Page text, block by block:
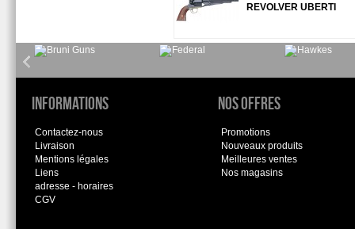
REVOLVER UBERTI
Informations
Contactez-nous
Livraison
Mentions légales
Liens
adresse - horaires
CGV
Nos offres
Promotions
Nouveaux produits
Meilleures ventes
Nos magasins